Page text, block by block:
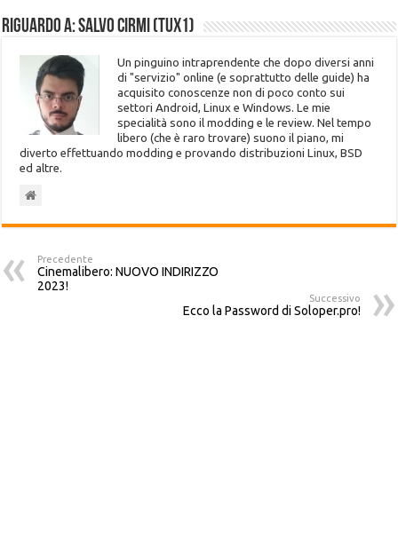
Riguardo a: Salvo Cirmi (Tux1)
Un pinguino intraprendente che dopo diversi anni
di "servizio" online (e soprattutto delle guide) ha
acquisito conoscenze non di poco conto sui
settori Android, Linux e Windows. Le mie
specialità sono il modding e le review. Nel tempo
libero (che è raro trovare) suono il piano, mi
diverto effettuando modding e provando distribuzioni Linux, BSD
ed altre.
Precedente
Cinemalibero: NUOVO INDIRIZZO
2023!
Successivo
Ecco la Password di Soloper.pro!